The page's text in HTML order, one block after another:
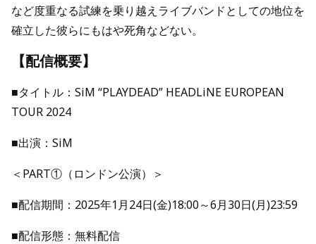
など度重なる試練を乗り越えライブバンドとしての地位を
確立した彼らにもはや死角などない。
【配信概要】
■タイトル：SiM “PLAYDEAD” HEADLiNE EUROPEAN
TOUR 2024
■出演：SiM
＜PART①（ロンドン公演）＞
■配信期間：2025年1月24日(金)18:00～6月30日(月)23:59
■配信形態：無料配信